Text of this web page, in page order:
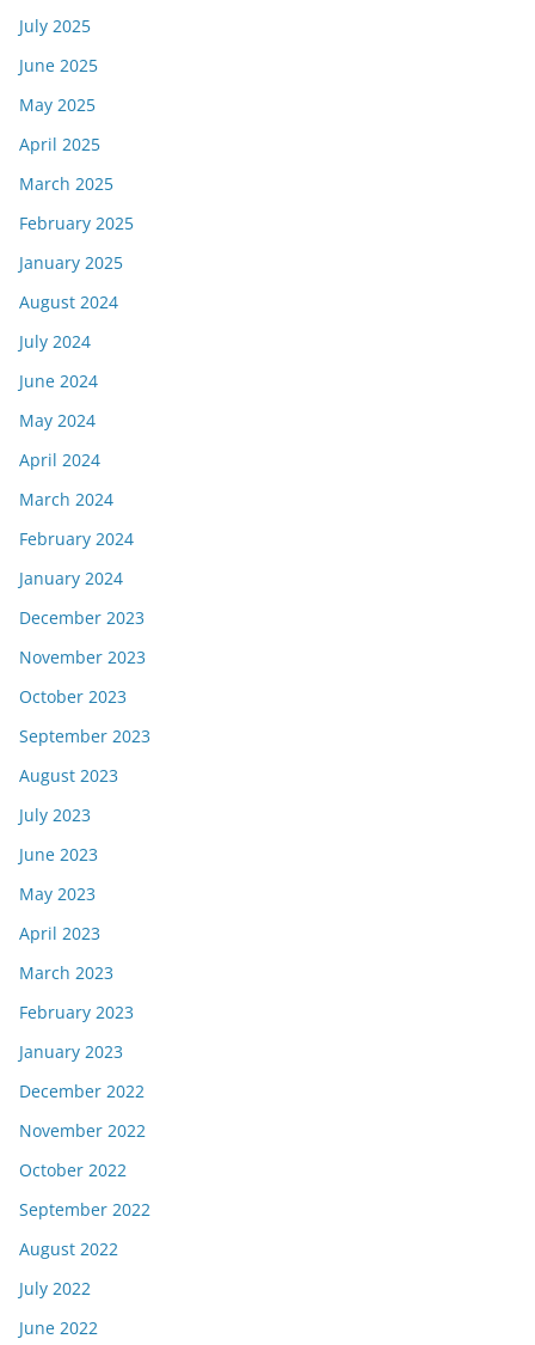
July 2025
June 2025
May 2025
April 2025
March 2025
February 2025
January 2025
August 2024
July 2024
June 2024
May 2024
April 2024
March 2024
February 2024
January 2024
December 2023
November 2023
October 2023
September 2023
August 2023
July 2023
June 2023
May 2023
April 2023
March 2023
February 2023
January 2023
December 2022
November 2022
October 2022
September 2022
August 2022
July 2022
June 2022